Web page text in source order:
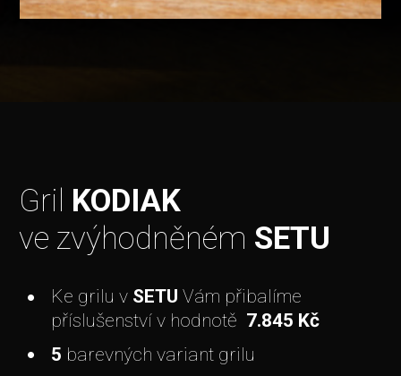
Gril KODIAK
ve zvýhodněném SETU
Ke grilu v SETU Vám přibalíme
příslušenství v hodnotě 7.845 Kč
5 barevných variant grilu